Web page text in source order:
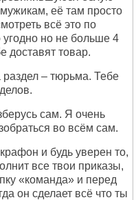
её там просто
всё это по
но не больше 4
доставят товар.
– тюрьма. Тебе
сам. Я очень
во всём сам.
и будь уверен то,
все твои приказы,
«команда» и перед
он сделает всё что ты